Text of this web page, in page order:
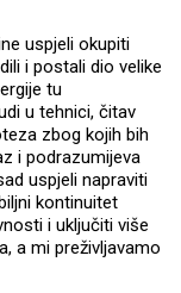
uspjeli okupiti
i postali dio velike
tu
u tehnici, čitav
zbog kojih bih
i podrazumijeva
uspjeli napraviti
kontinuitet
i uključiti više
a mi preživljavamo